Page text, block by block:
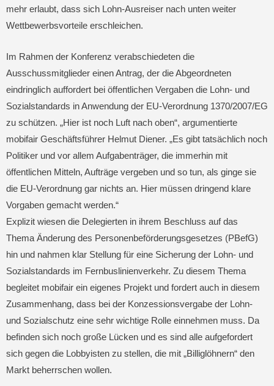
mehr erlaubt, dass sich Lohn-Ausreiser nach unten weiter
Wettbewerbsvorteile erschleichen.
Im Rahmen der Konferenz verabschiedeten die
Ausschussmitglieder einen Antrag, der die Abgeordneten
eindringlich auffordert bei öffentlichen Vergaben die Lohn- und
Sozialstandards in Anwendung der EU-Verordnung 1370/2007/EG
zu schützen. „Hier ist noch Luft nach oben“, argumentierte
mobifair Geschäftsführer Helmut Diener. „Es gibt tatsächlich noch
Politiker und vor allem Aufgabenträger, die immerhin mit
öffentlichen Mitteln, Aufträge vergeben und so tun, als ginge sie
die EU-Verordnung gar nichts an. Hier müssen dringend klare
Vorgaben gemacht werden.“
Explizit wiesen die Delegierten in ihrem Beschluss auf das
Thema Änderung des Personenbeförderungsgesetzes (PBefG)
hin und nahmen klar Stellung für eine Sicherung der Lohn- und
Sozialstandards im Fernbuslinienverkehr. Zu diesem Thema
begleitet mobifair ein eigenes Projekt und fordert auch in diesem
Zusammenhang, dass bei der Konzessionsvergabe der Lohn-
und Sozialschutz eine sehr wichtige Rolle einnehmen muss. Da
befinden sich noch große Lücken und es sind alle aufgefordert
sich gegen die Lobbyisten zu stellen, die mit „Billiglöhnern“ den
Markt beherrschen wollen.